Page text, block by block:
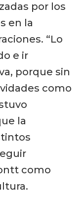
por los
en la
“Lo
e ir
porque sin
como
la
como